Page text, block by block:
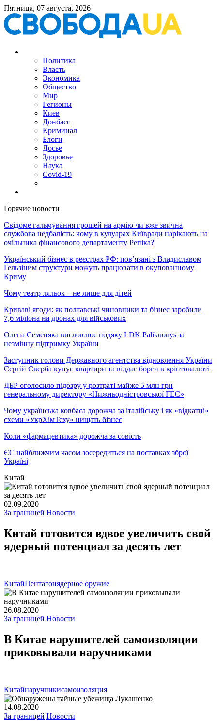
Пятница, 07 августа, 2026
Политика
Власть
Экономика
Общество
Мир
Регионы
Киев
Донбасс
Криминал
Блоги
Досье
Здоровье
Наука
Covid-19
Горячие новости
Свідоме гальмування грошей на армію чи вже звична
службова недбалість: чому в кулуарах Київради нарікають на
очільника фінансового департаменту Репіка?
Український бізнес в реєстрах РФ: пов’язані з Владиславом
Гельзіним структури можуть працювати в окупованному
Криму
Чому театр ляльок – не лише для дітей
Криваві ягоди: як полтавські чиновники та бізнес заробили
7,6 міліона на дронах для військових
Олена Семеняка висловлює подяку LDK Palikuonys за
незмінну підтримку України
Заступник голови Державного агентства відновлення України
Сергій Сверба купує квартири та віддає борги в кріптовалюті
ДБР оголосило підозру у розтраті майже 5 млн грн
генеральному директору «Нижньодністровської ГЕС»
Чому українська ковбаса дорожча за італійську і як «відкатні»
схеми «УкрХімТеху» нищать бізнес
Коли «фармацевтика» дорожча за совість
ЄС найближчим часом зосередиться на поставках зброї
Україні
Китай
02.09.2020
За границей Новости
Китай готовится вдвое увеличить свой
ядерный потенциал за десять лет
КитайПентагонядерное оружие
26.08.2020
За границей Новости
В Китае нарушителей самоизоляции
приковывали наручниками
Китайнаручникисамоизоляция
14.08.2020
За границей Новости